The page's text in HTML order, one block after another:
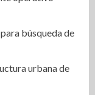
búsqueda de
urbana de